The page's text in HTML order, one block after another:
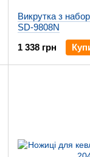
Викрутка з
SD-9808N
1 338 грн